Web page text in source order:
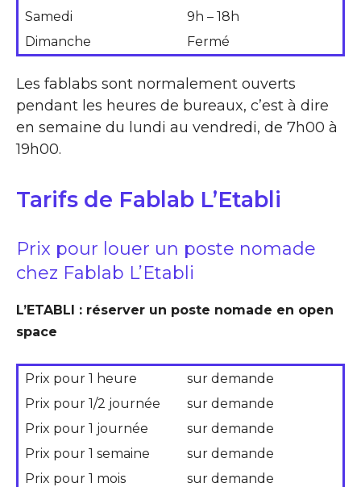
Samedi
9h – 18h
Dimanche
Fermé
Les fablabs sont normalement ouverts
pendant les heures de bureaux, c’est à dire
en semaine du lundi au vendredi, de 7h00 à
19h00.
Tarifs de Fablab L’Etabli
Prix pour louer un poste nomade
chez Fablab L’Etabli
L’ETABLI : réserver un poste nomade en open
space
Prix pour 1 heure
sur demande
Prix pour 1/2 journée
sur demande
Prix pour 1 journée
sur demande
Prix pour 1 semaine
sur demande
Prix pour 1 mois
sur demande